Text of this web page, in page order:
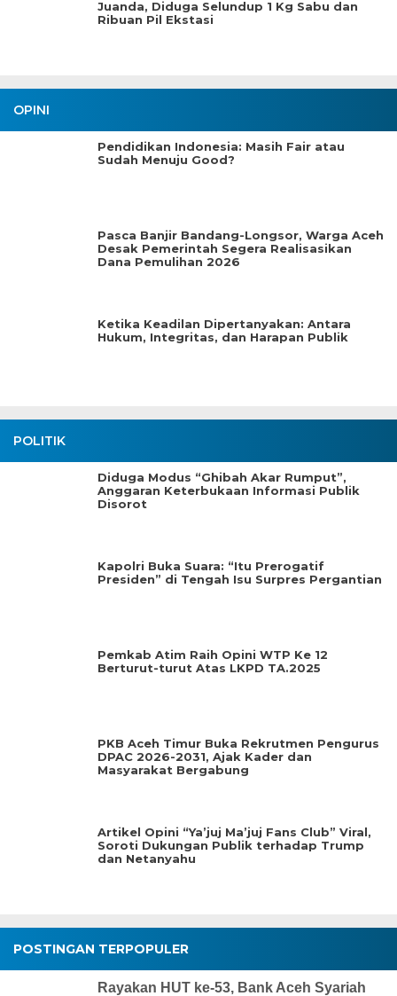
Juanda, Diduga Selundup 1 Kg Sabu dan
Ribuan Pil Ekstasi
OPINI
Pendidikan Indonesia: Masih Fair atau
Sudah Menuju Good?
Pasca Banjir Bandang-Longsor, Warga Aceh
Desak Pemerintah Segera Realisasikan
Dana Pemulihan 2026
Ketika Keadilan Dipertanyakan: Antara
Hukum, Integritas, dan Harapan Publik
POLITIK
Diduga Modus “Ghibah Akar Rumput”,
Anggaran Keterbukaan Informasi Publik
Disorot
Kapolri Buka Suara: “Itu Prerogatif
Presiden” di Tengah Isu Surpres Pergantian
Pemkab Atim Raih Opini WTP Ke 12
Berturut-turut Atas LKPD TA.2025
PKB Aceh Timur Buka Rekrutmen Pengurus
DPAC 2026-2031, Ajak Kader dan
Masyarakat Bergabung
Artikel Opini “Ya’juj Ma’juj Fans Club” Viral,
Soroti Dukungan Publik terhadap Trump
dan Netanyahu
POSTINGAN TERPOPULER
Rayakan HUT ke-53, Bank Aceh Syariah